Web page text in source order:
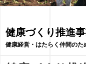
健康づくり推進
健康経営・はたらく仲間のた